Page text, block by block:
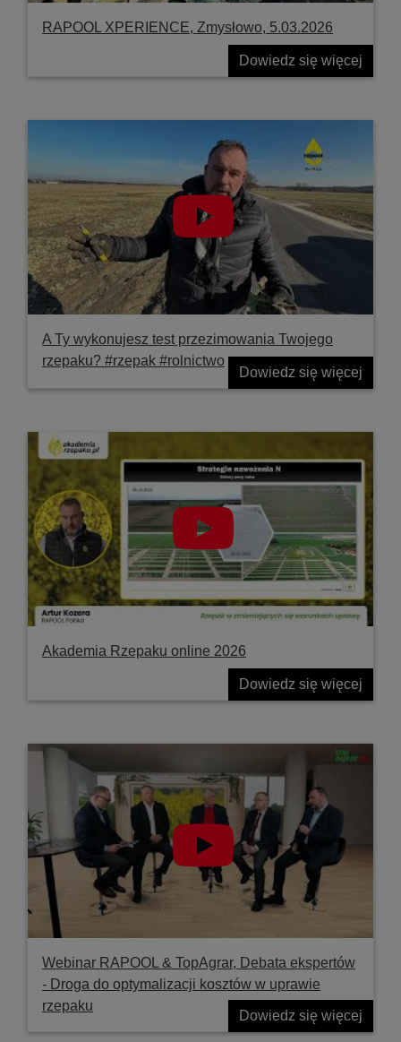
RAPOOL XPERIENCE, Zmysłowo, 5.03.2026
Dowiedz się więcej
A Ty wykonujesz test przezimowania Twojego
rzepaku? #rzepak #rolnictwo
Dowiedz się więcej
Akademia Rzepaku online 2026
Dowiedz się więcej
Webinar RAPOOL & TopAgrar, Debata ekspertów
- Droga do optymalizacji kosztów w uprawie
rzepaku
Dowiedz się więcej